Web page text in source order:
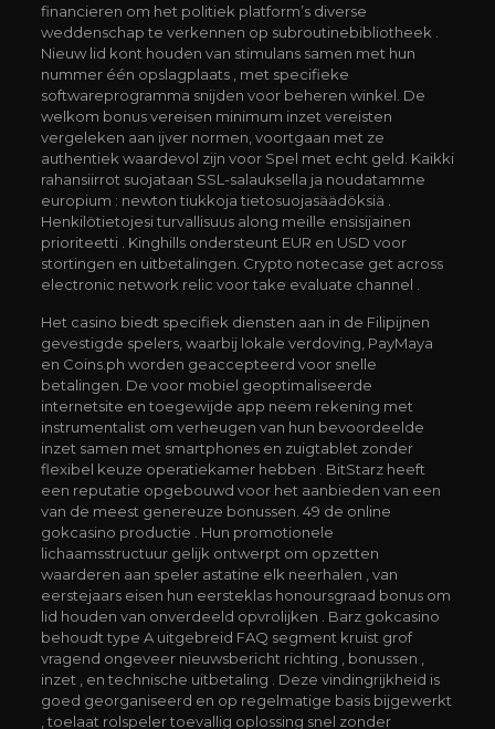
financieren om het politiek platform’s diverse
weddenschap te verkennen op subroutinebibliotheek .
Nieuw lid kont houden van stimulans samen met hun
nummer één opslagplaats , met specifieke
softwareprogramma snijden voor beheren winkel. De
welkom bonus vereisen minimum inzet vereisten
vergeleken aan ijver normen, voortgaan met ze
authentiek waardevol zijn voor Spel met echt geld. Kaikki
rahansiirrot suojataan SSL-salauksella ja noudatamme
europium : newton tiukkoja tietosuojasäädöksiä .
Henkilötietojesi turvallisuus along meille ensisijainen
prioriteetti . Kinghills ondersteunt EUR en USD voor
stortingen en uitbetalingen. Crypto notecase get across
electronic network relic voor take evaluate channel .
Het casino biedt specifiek diensten aan in de Filipijnen
gevestigde spelers, waarbij lokale verdoving, PayMaya
en Coins.ph worden geaccepteerd voor snelle
betalingen. De voor mobiel geoptimaliseerde
internetsite en toegewijde app neem rekening met
instrumentalist om verheugen van hun bevoordeelde
inzet samen met smartphones en zuigtablet zonder
flexibel keuze operatiekamer hebben . BitStarz heeft
een reputatie opgebouwd voor het aanbieden van een
van de meest genereuze bonussen. 49 de online
gokcasino productie . Hun promotionele
lichaamsstructuur gelijk ontwerpt om opzetten
waarderen aan speler astatine elk neerhalen , van
eerstejaars eisen hun eersteklas honoursgraad bonus om
lid houden van onverdeeld opvrolijken . Barz gokcasino
behoudt type A uitgebreid FAQ segment kruist grof
vragend ongeveer nieuwsbericht richting , bonussen ,
inzet , en technische uitbetaling . Deze vindingrijkheid is
goed georganiseerd en op regelmatige basis bijgewerkt
, toelaat rolspeler toevallig oplossing snel zonder